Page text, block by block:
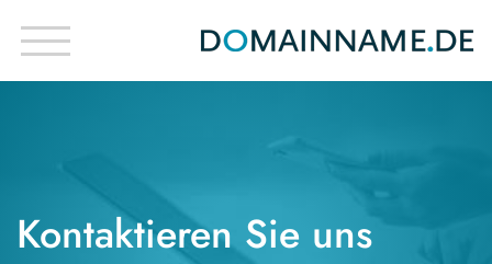
Kontaktieren Sie uns